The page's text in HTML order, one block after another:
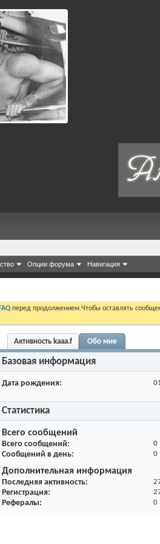
Опции форума Навигация
FAQ перед продолжением.Чтобы оставлять
Активность kaaa.f Обо мне
Базовая информация
Дата рождения
Статистика
Всего сообщений
Всего сообщений 0
Сообщений в день 0
Дополнительная информация
Последняя активность
Регистрация
Рефералы 0